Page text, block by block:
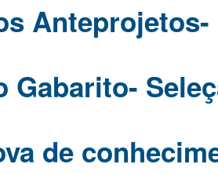
Anteprojetos-
Gabarito-
de